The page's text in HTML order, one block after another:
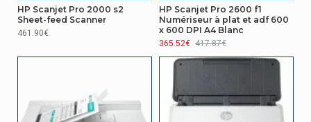
HP Scanjet Pro 2000 s2
Sheet-feed Scanner
461.90€
HP Scanjet Pro 2600 f1
Numériseur à plat et adf 600
x 600 DPI A4 Blanc
365.52€ 417.87€